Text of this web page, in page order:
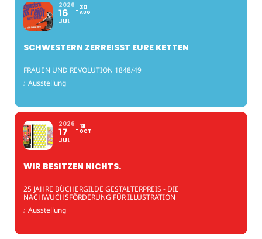
2026
16
JUL
30
AUG
SCHWESTERN ZERREISST EURE KETTEN
FRAUEN UND REVOLUTION 1848/49
: Ausstellung
2026
17
JUL
18
OCT
WIR BESITZEN NICHTS.
25 JAHRE BÜCHERGILDE GESTALTERPREIS - DIE
NACHWUCHSFÖRDERUNG FÜR ILLUSTRATION
: Ausstellung